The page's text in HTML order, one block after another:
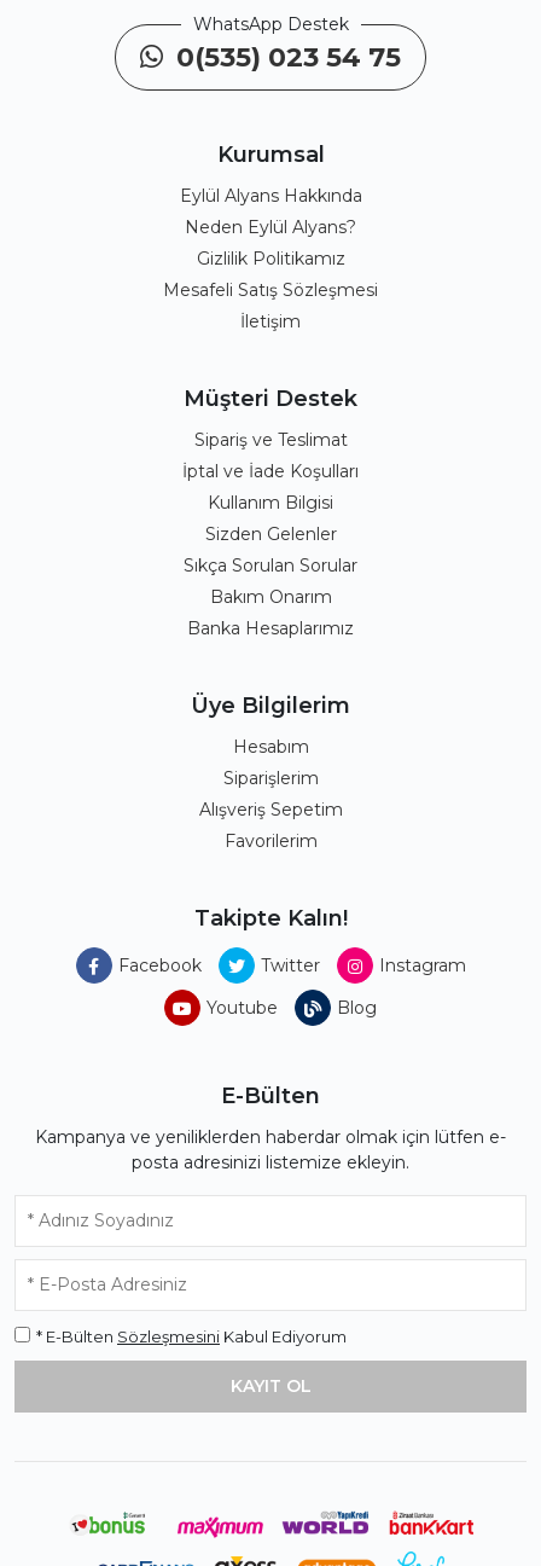
WhatsApp Destek
0(535) 023 54 75
Kurumsal
Eylül Alyans Hakkında
Neden Eylül Alyans?
Gizlilik Politikamız
Mesafeli Satış Sözleşmesi
İletişim
Müşteri Destek
Sipariş ve Teslimat
İptal ve İade Koşulları
Kullanım Bilgisi
Sizden Gelenler
Sıkça Sorulan Sorular
Bakım Onarım
Banka Hesaplarımız
Üye Bilgilerim
Hesabım
Siparişlerim
Alışveriş Sepetim
Favorilerim
Takipte Kalın!
Facebook Twitter
Instagram
Youtube
Blog
E-Bülten
Kampanya ve yeniliklerden haberdar olmak için lütfen e-
posta adresinizi listemize ekleyin.
* E-Bülten Sözleşmesini Kabul Ediyorum